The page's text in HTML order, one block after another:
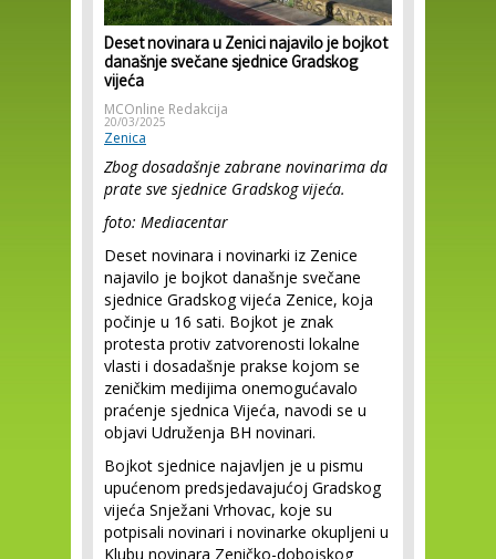
Deset novinara u Zenici najavilo je bojkot
današnje svečane sjednice Gradskog
vijeća
MCOnline Redakcija
20/03/2025
Zenica
Zbog dosadašnje zabrane novinarima da
prate sve sjednice Gradskog vijeća.
foto: Mediacentar
Deset novinara i novinarki iz Zenice
najavilo je bojkot današnje svečane
sjednice Gradskog vijeća Zenice, koja
počinje u 16 sati. Bojkot je znak
protesta protiv zatvorenosti lokalne
vlasti i dosadašnje prakse kojom se
zeničkim medijima onemogućavalo
praćenje sjednica Vijeća, navodi se u
objavi Udruženja BH novinari.
Bojkot sjednice najavljen je u pismu
upućenom predsjedavajućoj Gradskog
vijeća Snježani Vrhovac, koje su
potpisali novinari i novinarke okupljeni u
Klubu novinara Zeničko-dobojskog